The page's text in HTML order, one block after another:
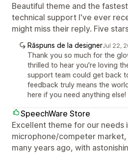
Beautiful theme and the
technical support I've ever
might miss their reply. Five
Răspuns de la designerJul 22,
Thank you so much for the
thrilled to hear you're loving
support team could get back
feedback truly means the
here if you need anything else!
SpeechWare Store
Excellent theme for our needs
microphone/competer market,
many years ago, with